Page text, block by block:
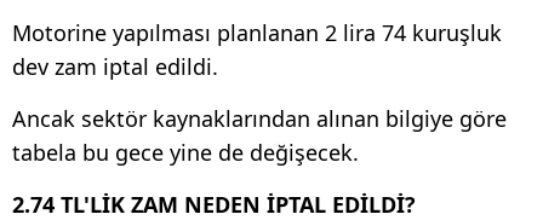
Motorine yapılması planlanan 2 lira 74 kuruşluk
dev zam iptal edildi.
Ancak sektör kaynaklarından alınan bilgiye göre
tabela bu gece yine de değişecek.
2.74 TL'LİK ZAM NEDEN İPTAL EDİLDİ?